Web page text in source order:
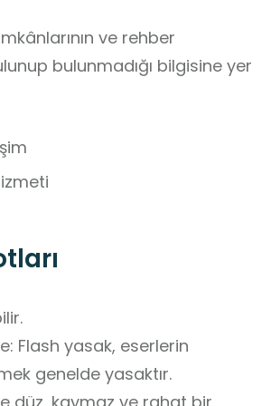
ve rehber
bulunmadığı bilgisine yer
Flash yasak, eserlerin
genelde yasaktır.